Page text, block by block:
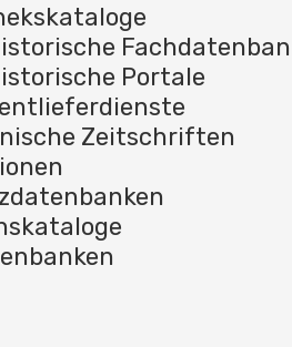
Portale
Zeitschriften